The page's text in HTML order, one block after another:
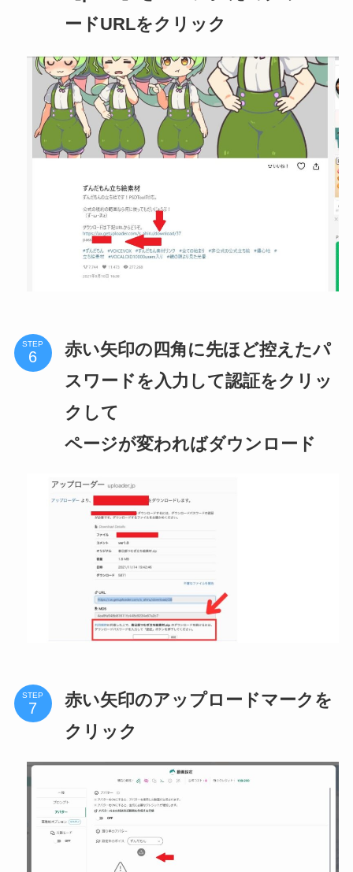
ードURLをクリック
STEP
赤い矢印の四角に先ほど控えたパ
スワードを入力して認証をクリッ
クして
ページが変わればダウンロード
STEP
赤い矢印のアップロードマークを
クリック